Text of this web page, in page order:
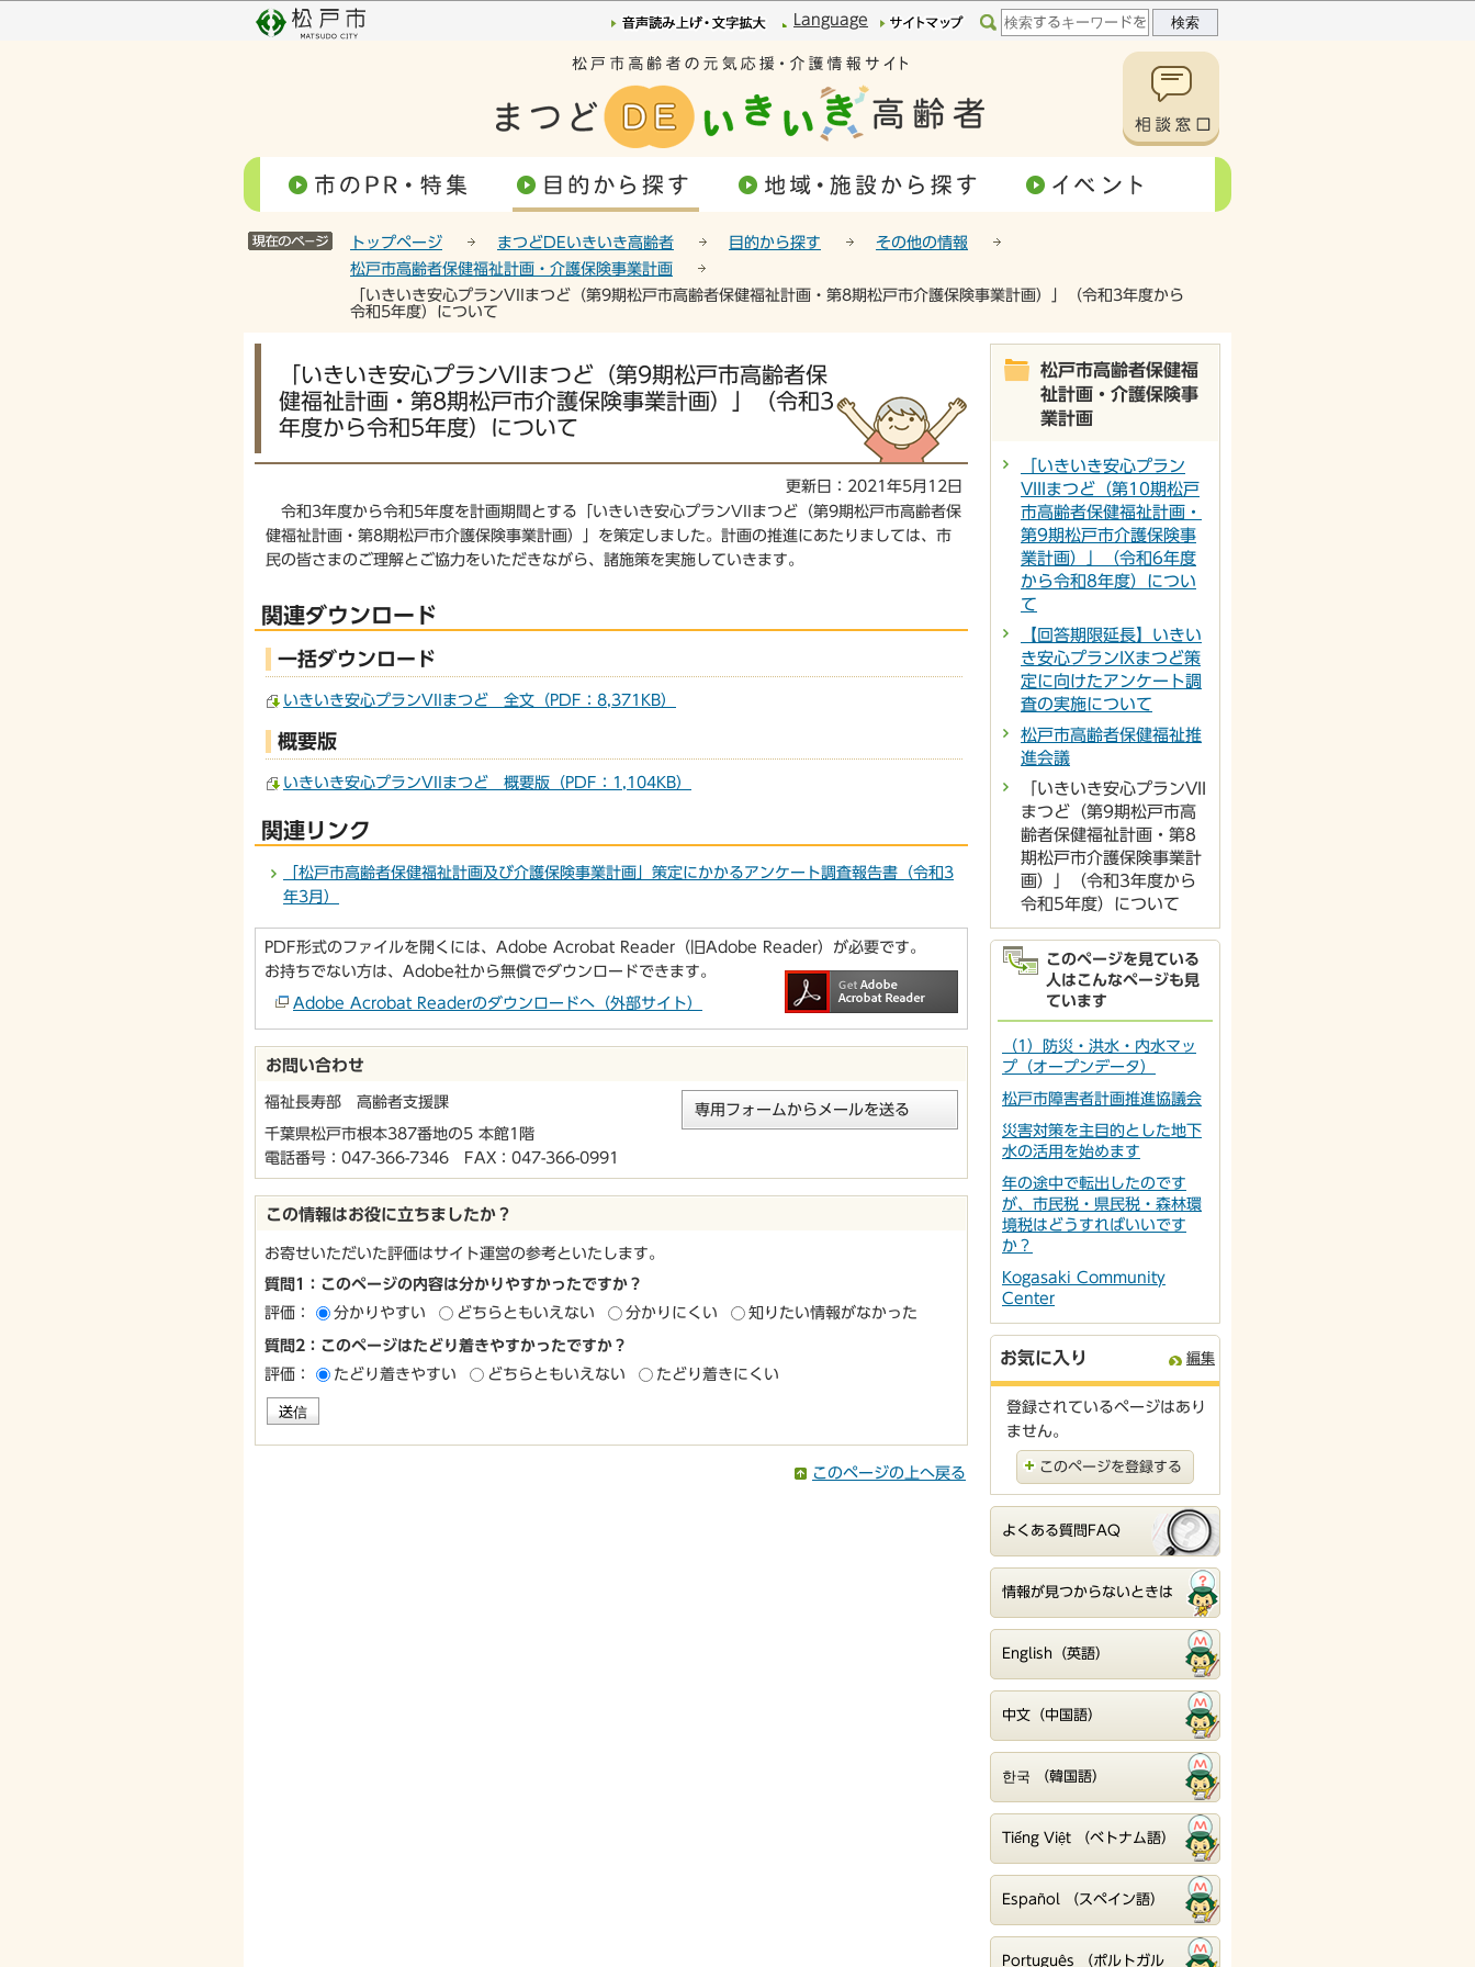
このページの本文へ移動Language
トップページ まつどDEいきいき高齢者 目的から探す
その他の情報
松戸市高齢者保健福祉計画・介護保険事業計画
「いきいき安心プランVIIまつど（第9期松戸市高齢者保健福祉計画・第8期松戸市介護保険事業計画）」（令和3年度から
令和5年度）について
か
「いきいき安心プランVIIまつど（第9期松戸市高齢者保
健福祉計画・第8期松戸市介護保険事業計画）」（令和3
年度から令和5年度）について
更新日：2021年5月12日
令和3年度から令和5年度を計画期間とする「いきいき安心プランVIIまつど（第9期松戸市高齢者保
健福祉計画・第8期松戸市介護保険事業計画）」を策定しました。計画の推進にあたりましては、市
民の皆さまのご理解とご協力をいただきながら、諸施策を実施していきます。
関連ダウンロード
一括ダウンロード
いきいき安心プランVIIまつど 全文（PDF：8,371KB）
概要版
いきいき安心プランVIIまつど 概要版（PDF：1,104KB）
関連リンク
「松戸市高齢者保健福祉計画及び介護保険事業計画」策定にかかるアンケート調査報告書（令和3
年3月）
PDF形式のファイルを開くには、Adobe Acrobat Reader（旧Adobe Reader）が必要です。
お持ちでない方は、Adobe社から無償でダウンロードできます。
Adobe Acrobat Readerのダウンロードへ（外部サイト）
お問い合わせ
福祉長寿部 高齢者支援課
千葉県松戸市根本387番地の5 本館1階
電話番号： 047-366-7346 FAX：047-366-0991
専用フォームからメールを送る
この情報はお役に立ちましたか？
お寄せいただいた評価はサイト運営の参考といたします。
質問1：このページの内容は分かりやすかったですか？
評価：
分かりやすい どちらともいえない 分かりにくい 知りたい情報がなかった
質問2：このページはたどり着きやすかったですか？
評価：
たどり着きやすい どちらともいえない たどり着きにくい
このページの上へ戻る
松戸市高齢者保健福
祉計画・介護保険事
業計画
「いきいき安心プラン
VIIIまつど（第10期松戸
市高齢者保健福祉計画・
第9期松戸市介護保険事
業計画）」（令和6年度
から令和8年度）につい
て
【回答期限延長】いきい
き安心プランIXまつど策
定に向けたアンケート調
査の実施について
松戸市高齢者保健福祉推
進会議
「いきいき安心プランVII
まつど（第9期松戸市高
齢者保健福祉計画・第8
期松戸市介護保険事業計
画）」（令和3年度から
令和5年度）について
このページを見ている
人はこんなページも見
ています
（1）防災・洪水・内水マッ
プ（オープンデータ）
松戸市障害者計画推進協議会
災害対策を主目的とした地下
水の活用を始めます
年の途中で転出したのです
が、市民税・県民税・森林環
境税はどうすればいいです
か？
Kogasaki Community
Center
お気に入り 編集
登録されているページはあり
ません。
このページを登録する
よくある質問FAQ
情報が見つからないときは
English（英語）
中文（中国語）
한국 （韓国語）
Tiếng Việt （ベトナム語）
Español （スペイン語）
Português （ポルトガル